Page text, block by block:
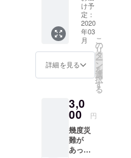
災後の平成
２５年の入
園式の未明
に水害に
あっただけ
でなく、令
風１９号で
床上６０ｃ
ｍの浸水。
再開４日目
セージ
カード
を送り
ます。
け予
定：
2020
年03
月
詳細を見る
こ
の
リ
タ
ー
ン
を
選
択
す
る
3,0
00 円
幾度災
難が
あって